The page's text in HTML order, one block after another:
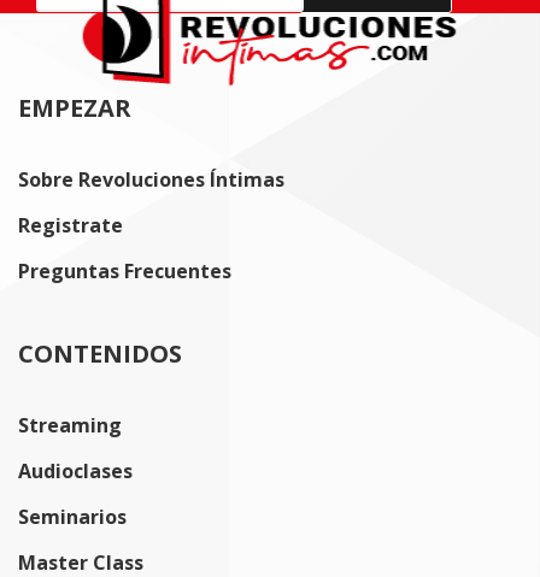
EMPEZAR
Sobre Revoluciones Íntimas
Registrate
Preguntas Frecuentes
CONTENIDOS
Streaming
Audioclases
Seminarios
Master Class